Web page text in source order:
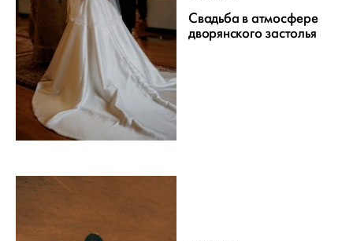
Свадьба в атмосфере
дворянского застолья